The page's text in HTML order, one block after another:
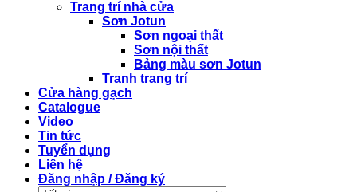
Trang trí nhà cửa
Sơn Jotun
Sơn ngoại thất
Sơn nội thất
Bảng màu sơn Jotun
Tranh trang trí
Cửa hàng gạch
Catalogue
Video
Tin tức
Tuyển dụng
Liên hệ
Đăng nhập / Đăng ký